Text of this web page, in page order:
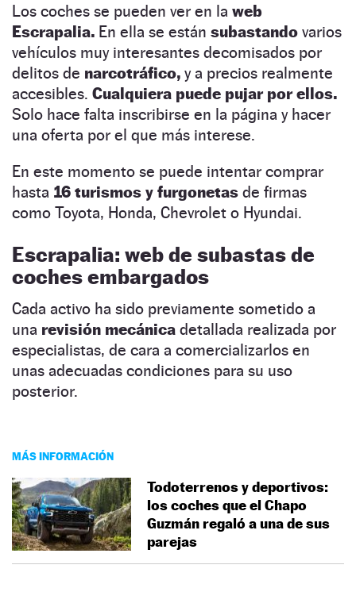
Los coches se pueden ver en la web
Escrapalia. En ella se están subastando varios
vehículos muy interesantes decomisados por
delitos de narcotráfico, y a precios realmente
accesibles. Cualquiera puede pujar por ellos.
Solo hace falta inscribirse en la página y hacer
una oferta por el que más interese.
En este momento se puede intentar comprar
hasta 16 turismos y furgonetas de firmas
como Toyota, Honda, Chevrolet o Hyundai.
Escrapalia: web de subastas de
coches embargados
Cada activo ha sido previamente sometido a
una revisión mecánica detallada realizada por
especialistas, de cara a comercializarlos en
unas adecuadas condiciones para su uso
posterior.
MÁS INFORMACIÓN
Todoterrenos y deportivos:
los coches que el Chapo
Guzmán regaló a una de sus
parejas